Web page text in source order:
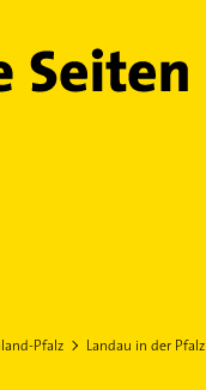
Pfalz Landau in der Pfalz